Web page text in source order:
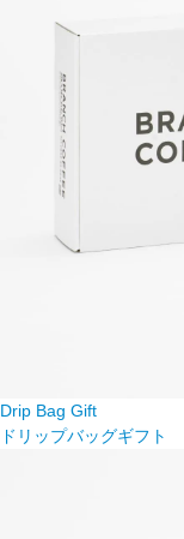
Drip Bag Gift
ドリップバッグギフト